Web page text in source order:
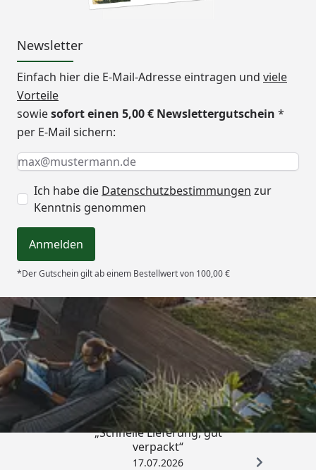
Newsletter
Einfach hier die E-Mail-Adresse eintragen und viele
Vorteile
sowiesofort einen 5,00 € Newslettergutschein *
per E-Mail sichern:
Keine Eingabe erforderlich
Eingabe erforderlich
E-Mail *
Ich habe die Datenschutzbestimmungen zur
Kenntnis genommen
Anmelden
*Der Gutschein gilt ab einem Bestellwert von 100,00 €
Trusted Shops
4,65/ 5
„Schnelle Lieferung, gut
verpackt“
17.07.2026